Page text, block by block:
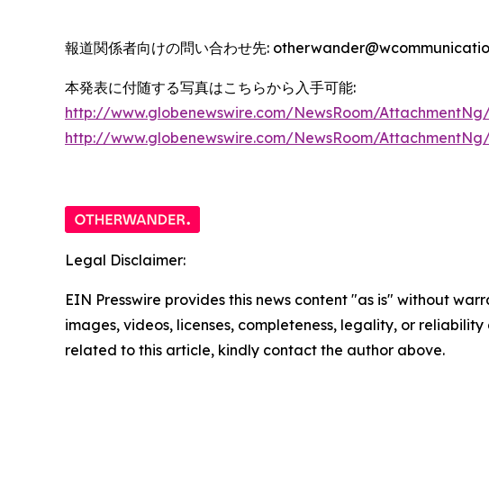
報道関係者向けの問い合わせ先:
本発表に付随する写真はこちらから入手可能:
http://www.globenewswire.com/NewsRoom/
http://www.globenewswire.com/NewsRoom/
Legal Disclaimer:
EIN Presswire provides this news content "as is" without
images, videos, licenses, completeness, legality, or
related to this article, kindly contact the author above.